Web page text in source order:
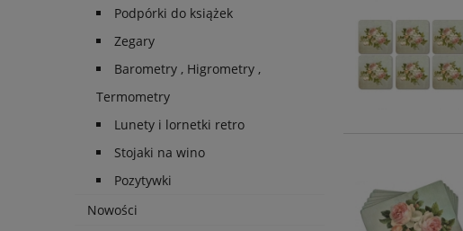
Podpórki do książek
Zegary
Barometry , Higrometry ,
Termometry
Lunety i lornetki retro
Stojaki na wino
Pozytywki
Nowości